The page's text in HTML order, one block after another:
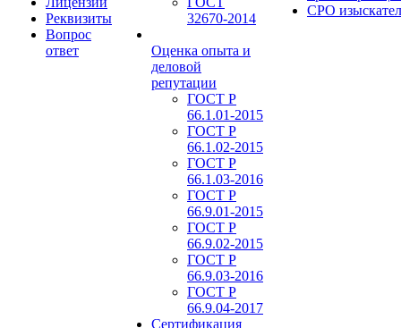
Реквизиты
Вопрос
ответ
32670-2014
Оценка опыта и
деловой
репутации
ГОСТ Р
66.1.01-2015
ГОСТ Р
66.1.02-2015
ГОСТ Р
66.1.03-2016
ГОСТ Р
66.9.01-2015
ГОСТ Р
66.9.02-2015
ГОСТ Р
66.9.03-2016
ГОСТ Р
66.9.04-2017
Сертификация
СРО